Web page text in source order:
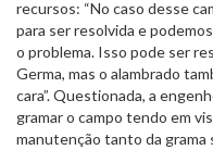
recursos: “No caso desse
para ser resolvida e
o problema. Isso pode ser
Germa, mas o alambrado
cara”. Questionada, a
gramar o campo tendo em
manutenção tanto da